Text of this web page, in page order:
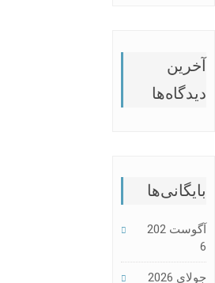
آخرین
دیدگاه‌ها
بایگانی‌ها
آگوست 202
6
جولای 2026